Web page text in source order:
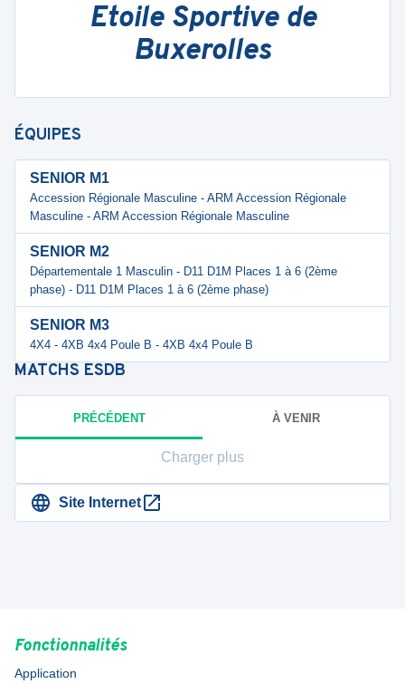
Etoile Sportive de
Buxerolles
ÉQUIPES
SENIOR M1
Accession Régionale Masculine - ARM Accession Régionale
Masculine - ARM Accession Régionale Masculine
SENIOR M2
Départementale 1 Masculin - D11 D1M Places 1 à 6 (2ème
phase) - D11 D1M Places 1 à 6 (2ème phase)
SENIOR M3
4X4 - 4XB 4x4 Poule B - 4XB 4x4 Poule B
MATCHS ESDB
PRÉCÉDENT À VENIR
Charger plus
Site Internet
Fonctionnalités
Application